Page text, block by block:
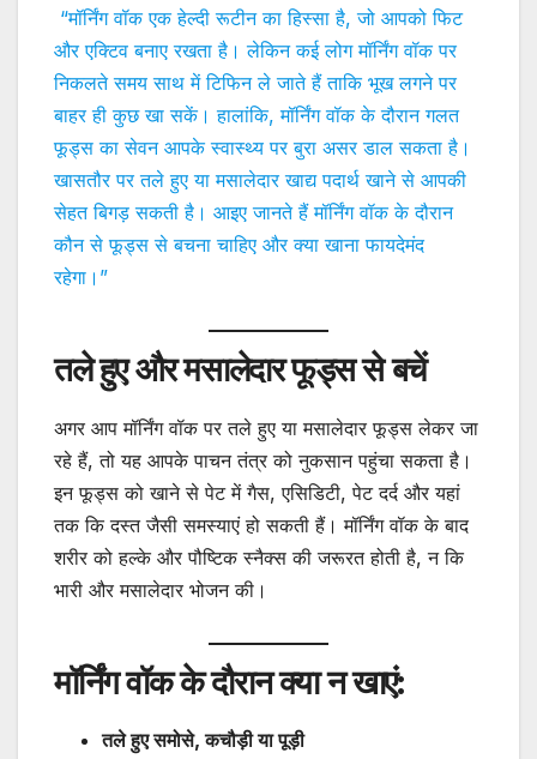
“मॉर्निंग वॉक एक हेल्दी रूटीन का हिस्सा है, जो आपको फिट
और एक्टिव बनाए रखता है। लेकिन कई लोग मॉर्निंग वॉक पर
निकलते समय साथ में टिफिन ले जाते हैं ताकि भूख लगने पर
बाहर ही कुछ खा सकें। हालांकि, मॉर्निंग वॉक के दौरान गलत
फूड्स का सेवन आपके स्वास्थ्य पर बुरा असर डाल सकता है।
खासतौर पर तले हुए या मसालेदार खाद्य पदार्थ खाने से आपकी
सेहत बिगड़ सकती है। आइए जानते हैं मॉर्निंग वॉक के दौरान
कौन से फूड्स से बचना चाहिए और क्या खाना फायदेमंद
रहेगा।”
तले हुए और मसालेदार फूड्स से बचें
अगर आप मॉर्निंग वॉक पर तले हुए या मसालेदार फूड्स लेकर जा
रहे हैं, तो यह आपके पाचन तंत्र को नुकसान पहुंचा सकता है।
इन फूड्स को खाने से पेट में गैस, एसिडिटी, पेट दर्द और यहां
तक कि दस्त जैसी समस्याएं हो सकती हैं। मॉर्निंग वॉक के बाद
शरीर को हल्के और पौष्टिक स्नैक्स की जरूरत होती है, न कि
भारी और मसालेदार भोजन की।
मॉर्निंग वॉक के दौरान क्या न खाएं:
तले हुए समोसे, कचौड़ी या पूड़ी